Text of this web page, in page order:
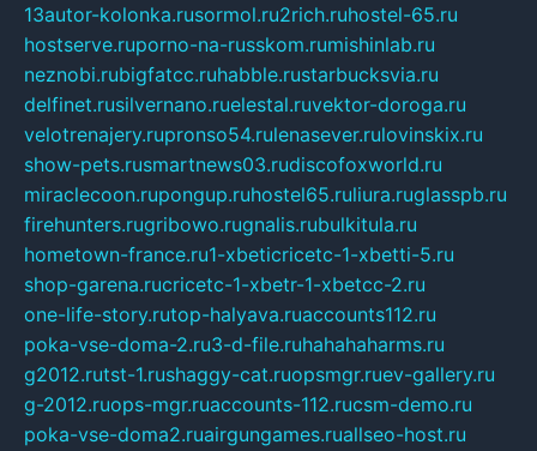
13autor-kolonka.rusormol.ru2rich.ruhostel-65.ru
hostserve.ruporno-na-russkom.rumishinlab.ru
neznobi.rubigfatcc.ruhabble.rustarbucksvia.ru
delfinet.rusilvernano.ruelestal.ruvektor-doroga.ru
velotrenajery.rupronso54.rulenasever.rulovinskix.ru
show-pets.rusmartnews03.rudiscofoxworld.ru
miraclecoon.rupongup.ruhostel65.ruliura.ruglasspb.ru
firehunters.rugribowo.rugnalis.rubulkitula.ru
hometown-france.ru1-xbeticricetc-1-xbetti-5.ru
shop-garena.rucricetc-1-xbetr-1-xbetcc-2.ru
one-life-story.rutop-halyava.ruaccounts112.ru
poka-vse-doma-2.ru3-d-file.ruhahahaharms.ru
g2012.rutst-1.rushaggy-cat.ruopsmgr.ruev-gallery.ru
g-2012.ruops-mgr.ruaccounts-112.rucsm-demo.ru
poka-vse-doma2.ruairgungames.ruallseo-host.ru